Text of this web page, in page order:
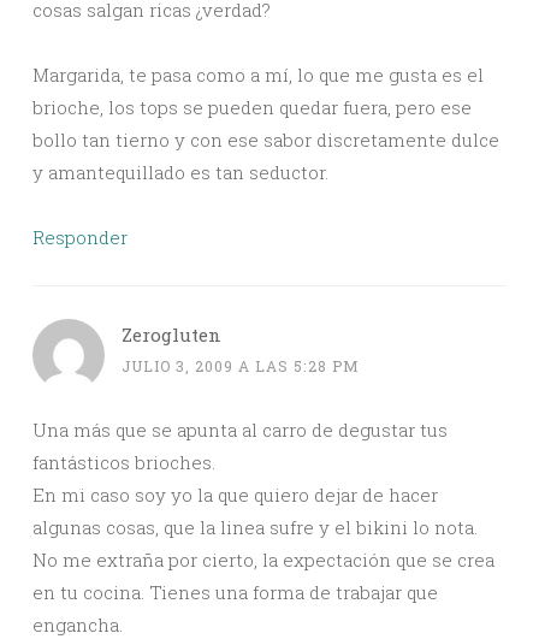
cosas salgan ricas ¿verdad?
Margarida, te pasa como a mí, lo que me gusta es el
brioche, los tops se pueden quedar fuera, pero ese
bollo tan tierno y con ese sabor discretamente dulce
y amantequillado es tan seductor.
Responder
Zerogluten
JULIO 3, 2009 A LAS 5:28 PM
Una más que se apunta al carro de degustar tus
fantásticos brioches.
En mi caso soy yo la que quiero dejar de hacer
algunas cosas, que la linea sufre y el bikini lo nota.
No me extraña por cierto, la expectación que se crea
en tu cocina. Tienes una forma de trabajar que
engancha.